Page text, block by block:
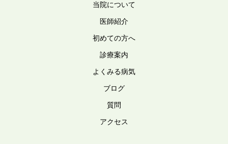
当院について
医師紹介
初めての方へ
診療案内
よくみる病気
ブログ
質問
アクセス